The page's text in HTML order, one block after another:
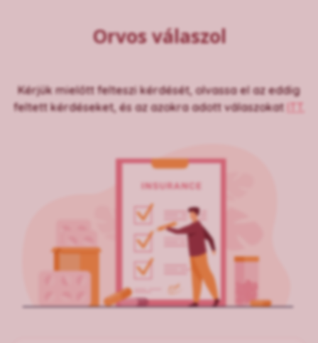
Orvos válaszol
Kérjük mielőtt felteszi kérdését, olvassa el az eddig
feltett kérdéseket, és az azokra adott válaszokat